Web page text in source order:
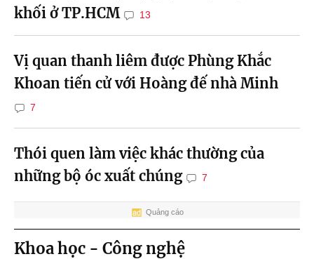
khối ở TP.HCM
13
Vị quan thanh liêm được Phùng Khắc
Khoan tiến cử với Hoàng đế nhà Minh
7
Thói quen làm việc khác thường của
những bộ óc xuất chúng
7
Quảng cáo
Khoa học - Công nghệ